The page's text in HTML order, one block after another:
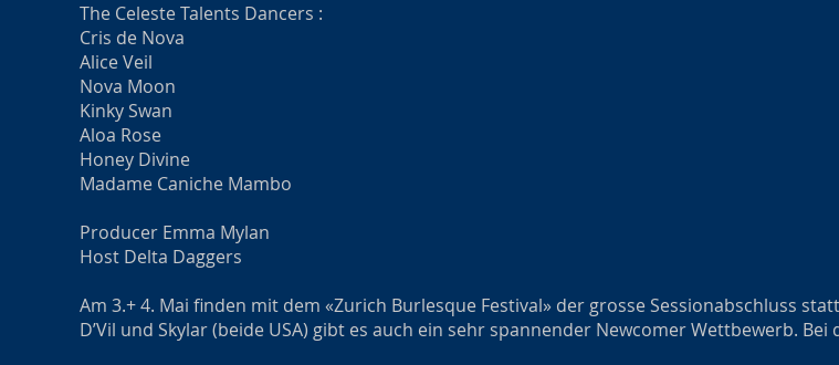
The Celeste Talents Dancers :
Cris de Nova
Alice Veil
Nova Moon
Kinky Swan
Aloa Rose
Honey Divine
Madame Caniche Mambo
Producer Emma Mylan
Host Delta Daggers
Am 3.+ 4. Mai finden mit dem «Zurich Burlesque Festival» der grosse Sessionabschluss
D’Vil und Skylar (beide USA) gibt es auch ein sehr spannender Newcomer Wettbewerb.